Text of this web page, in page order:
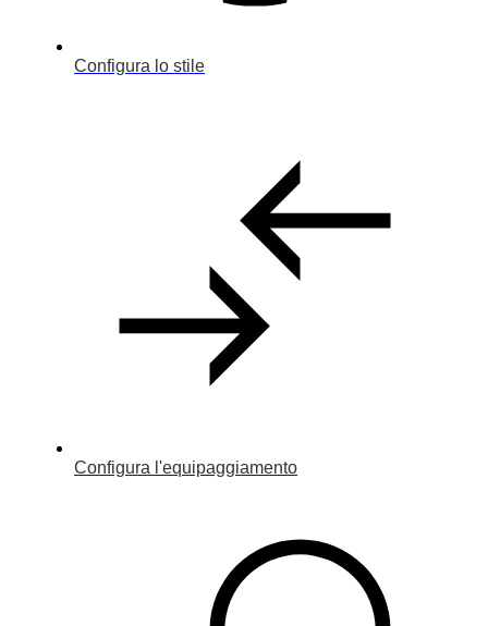
Configura lo stile
Configura l'equipaggiamento